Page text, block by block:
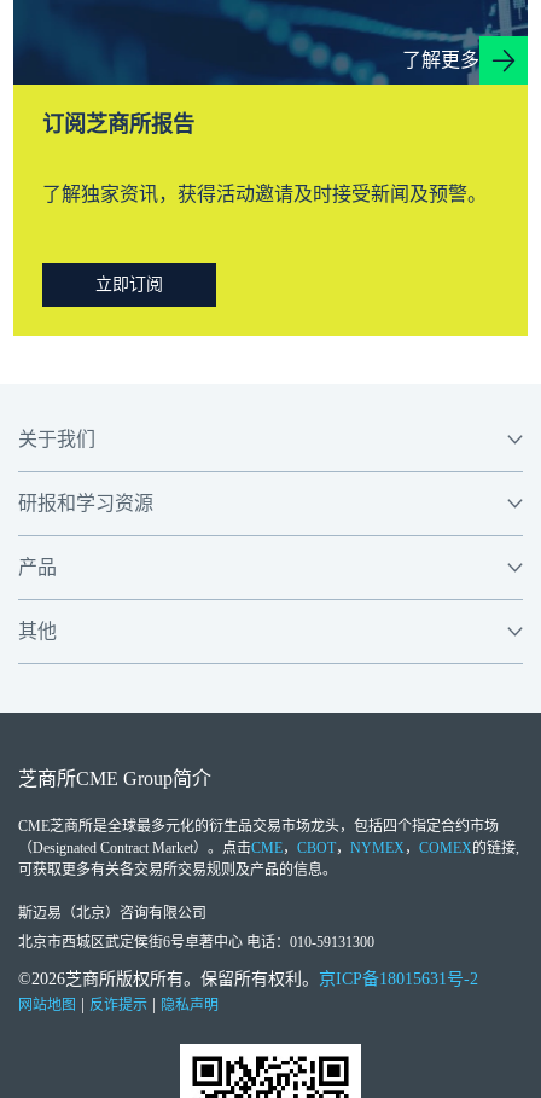
了解更多
订阅芝商所报告
了解独家资讯，获得活动邀请及时接受新闻及预警。
立即订阅
关于我们
研报和学习资源
产品
其他
芝商所CME Group简介
CME芝商所是全球最多元化的衍生品交易市场龙头，包括四个指定合约市场
（Designated Contract Market）。点击CME， CBOT， NYMEX， COMEX的链接,
可获取更多有关各交易所交易规则及产品的信息。
斯迈易（北京）咨询有限公司
北京市西城区武定侯街6号卓著中心 电话：010-59131300
©2026芝商所版权所有。保留所有权利。 京ICP备18015631号-2
网站地图 反诈提示 隐私声明